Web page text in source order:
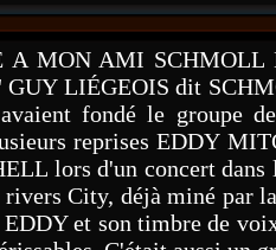
A MON AMI SCHMOLL
LIÉGEOIS dit
fondé le groupe
reprises EDDY
lors d'un concert dans
rivers City, déjà miné par
et son timbre de